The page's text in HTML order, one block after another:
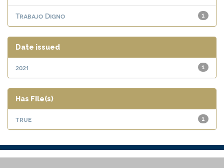
1
Trabajo Digno
Date issued
1
2021
Has File(s)
1
true